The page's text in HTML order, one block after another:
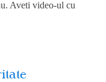
Aveti video-ul cu